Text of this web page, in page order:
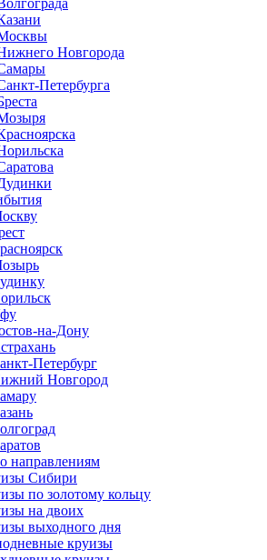
Новгорода
Петербурга
на-Дону
Петербург
Новгород
направлениям
Сибири
по золотому кольцу
на двоих
выходного дня
круизы